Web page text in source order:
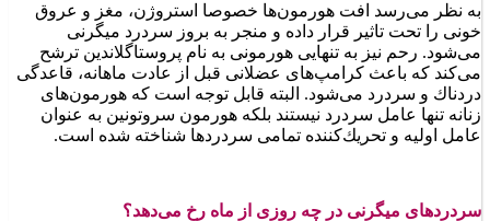
به نظر می‌رسد افت هورمون‌ها خصوصا استروژن، مغز و عروق
خونی را تحت تاثیر قرار داده و منجر به بروز سردرد میگرنی
می‌شود. رحم نیز به تنهایی هورمونی به نام پروستاگلاندین ترشح
می‌كند كه باعث كرامپ‌های عضلانی قبل از عادت ماهانه، قاعدگی
دردناك و سردرد می‌شود. البته قابل توجه است كه هورمون‌های
زنانه تنها عامل سردرد نیستند بلكه هورمون سروتونین به عنوان
عامل اولیه و تحریك‌كننده تمامی سردردها شناخته شده است.
سردردهای میگرنی در چه روزی از ماه رخ می‌دهد؟